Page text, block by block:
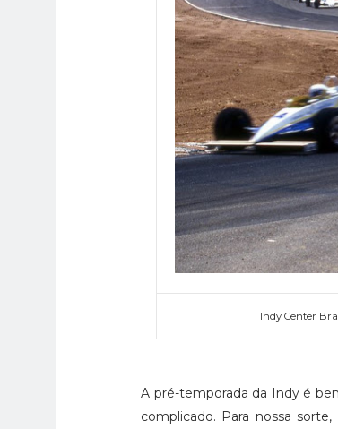
Indy Center
A pré-temporada da Indy é
complicado. Para nossa